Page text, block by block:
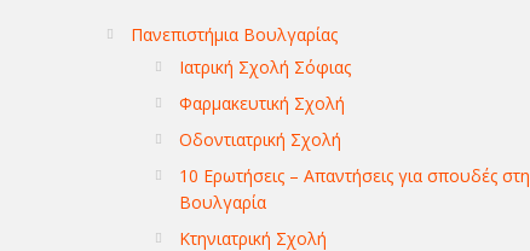
Πανεπιστήμια Βουλγαρίας
Ιατρική Σχολή Σόφιας
Φαρμακευτική Σχολή
Οδοντιατρική Σχολή
10 Ερωτήσεις – Απαντήσεις για σπουδές στη
Βουλγαρία
Κτηνιατρική Σχολή